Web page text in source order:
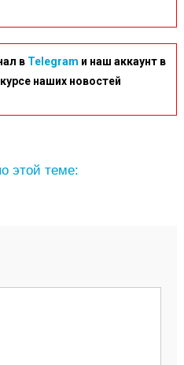
в Telegram и наш аккаунт в
наших новостей
этой теме: